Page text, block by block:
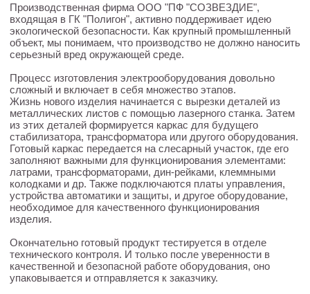
Производственная фирма ООО "ПФ "СОЗВЕЗДИЕ",
входящая в ГК "Полигон", активно поддерживает идею
экологической безопасности. Как крупный промышленный
объект, мы понимаем, что производство не должно наносить
серьезный вред окружающей среде.
Процесс изготовления электрооборудования довольно
сложный и включает в себя множество этапов.
Жизнь нового изделия начинается с вырезки деталей из
металлических листов с помощью лазерного станка. Затем
из этих деталей формируется каркас для будущего
стабилизатора, трансформатора или другого оборудования.
Готовый каркас передается на слесарный участок, где его
заполняют важными для функционирования элементами:
латрами, трансформаторами, дин-рейками, клеммными
колодками и др. Также подключаются платы управления,
устройства автоматики и защиты, и другое оборудование,
необходимое для качественного функционирования
изделия.
Окончательно готовый продукт тестируется в отделе
технического контроля. И только после уверенности в
качественной и безопасной работе оборудования, оно
упаковывается и отправляется к заказчику.